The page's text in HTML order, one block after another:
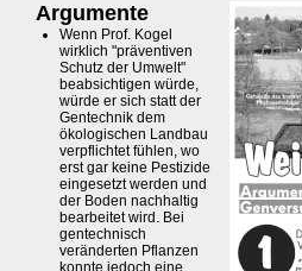
Argumente
Wenn Prof. Kogel
wirklich "präventiven
Schutz der Umwelt"
beabsichtigen würde,
würde er sich statt der
Gentechnik dem
ökologischen Landbau
verpflichtet fühlen, wo
erst gar keine Pestizide
eingesetzt werden und
der Boden nachhaltig
bearbeitet wird. Bei
gentechnisch
veränderten Pflanzen